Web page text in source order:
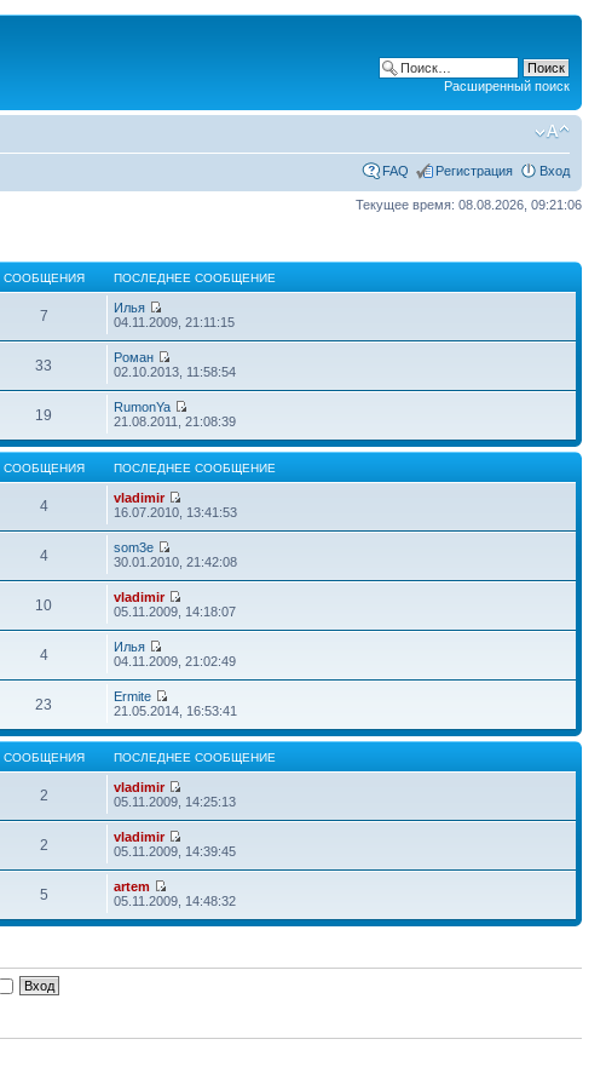
Расширенный поиск
FAQ Регистрация Вход
Текущее время: 08.08.2026, 09:21:06
СООБЩЕНИЯ ПОСЛЕДНЕЕ СООБЩЕНИЕ
7
Илья
04.11.2009, 21:11:15
33
Роман
02.10.2013, 11:58:54
19
RumonYa
21.08.2011, 21:08:39
СООБЩЕНИЯ ПОСЛЕДНЕЕ СООБЩЕНИЕ
4
vladimir
16.07.2010, 13:41:53
4
som3e
30.01.2010, 21:42:08
10
vladimir
05.11.2009, 14:18:07
4
Илья
04.11.2009, 21:02:49
23
Ermite
21.05.2014, 16:53:41
СООБЩЕНИЯ ПОСЛЕДНЕЕ СООБЩЕНИЕ
2
vladimir
05.11.2009, 14:25:13
2
vladimir
05.11.2009, 14:39:45
5
artem
05.11.2009, 14:48:32